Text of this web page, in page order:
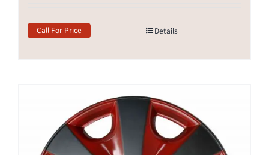
Call For Price Details